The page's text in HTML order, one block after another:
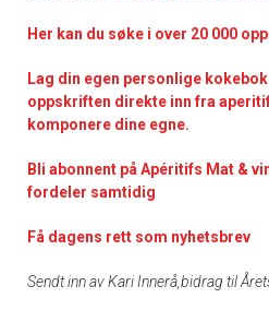
Her kan du søke i over 20 000
Lag din egen personlige
oppskriften direkte inn fra
komponere dine egne.
Bli abonnent på Apéritifs Mat &
fordeler samtidig
Få dagens rett som nyhetsbrev
Sendt inn av Kari Innerå,bidrag til